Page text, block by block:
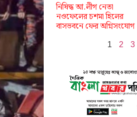
নিষিদ্ধ আ.লীগ নেতা
নওফেলের চশমা হিলের
বাসভবনে ফের অগ্নিসংযোগ
1 2 3